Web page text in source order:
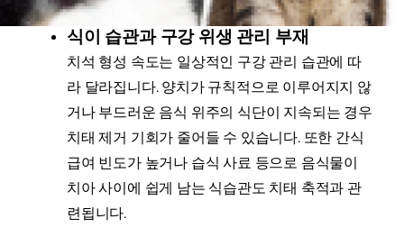
식이 습관과 구강 위생 관리 부재
치석 형성 속도는 일상적인 구강 관리 습관에 따
라 달라집니다. 양치가 규칙적으로 이루어지지 않
거나 부드러운 음식 위주의 식단이 지속되는 경우
치태 제거 기회가 줄어들 수 있습니다. 또한 간식
급여 빈도가 높거나 습식 사료 등으로 음식물이
치아 사이에 쉽게 남는 식습관도 치태 축적과 관
련됩니다.